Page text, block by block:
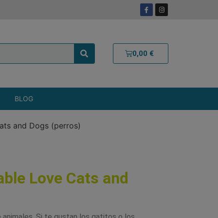
0,00 €
BLOG
and Dogs (perros)
Love Cats and